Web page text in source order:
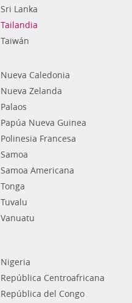
Sri Lanka
Tailandia
Taiwán
Nueva Caledonia
Nueva Zelanda
Palaos
Papúa Nueva Guinea
Polinesia Francesa
Samoa
Samoa Americana
Tonga
Tuvalu
Vanuatu
Nigeria
República Centroafricana
República del Congo